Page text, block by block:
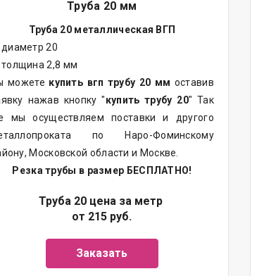
Труба 20 мм
Труба 20 металлическая ВГП
диаметр 20
толщина 2,8 мм
можете купить вгп трубу 20 мм оставив
нажав кнопку "купить трубу 20" Так
мы осуществляем поставки и другого
по Наро-Фоминскому
Московской области и Москве.
Резка трубы в размер БЕСПЛАТНО!
Труба 20 цена за метр
от 215 руб.
Заказать